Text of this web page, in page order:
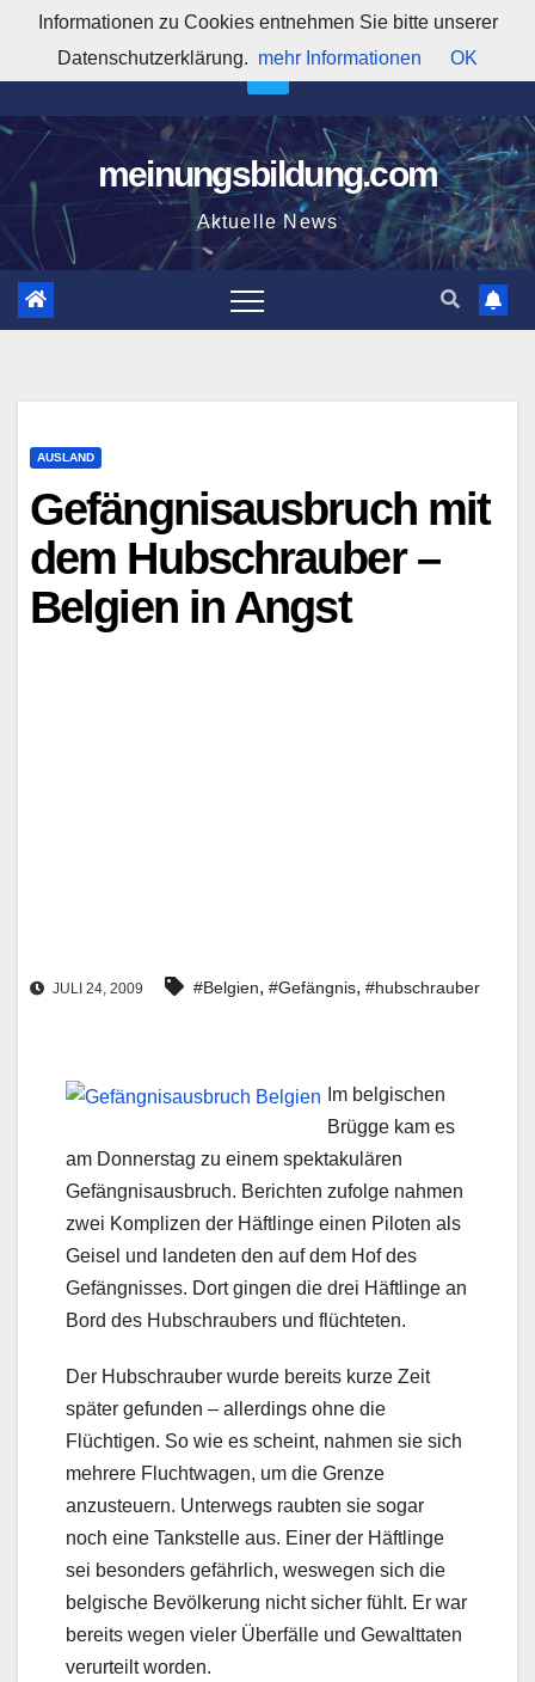
springen
4:19:36 PM
meinungsbildung.com
Aktuelle News
AUSLAND
Gefängnisausbruch mit
dem Hubschrauber –
Belgien in Angst
JULI 24, 2009 #Belgien, #Gefängnis, #hubschrauber
Im belgischen
Brügge kam es
am Donnerstag zu einem spektakulären
Gefängnisausbruch. Berichten zufolge nahmen
zwei Komplizen der Häftlinge einen Piloten als
Geisel und landeten den auf dem Hof des
Gefängnisses. Dort gingen die drei Häftlinge an
Bord des Hubschraubers und flüchteten.
Der Hubschrauber wurde bereits kurze Zeit
später gefunden – allerdings ohne die
Flüchtigen. So wie es scheint, nahmen sie sich
mehrere Fluchtwagen, um die Grenze
anzusteuern. Unterwegs raubten sie sogar
noch eine Tankstelle aus. Einer der Häftlinge
sei besonders gefährlich, weswegen sich die
belgische Bevölkerung nicht sicher fühlt. Er war
bereits wegen vieler Überfälle und Gewalttaten
verurteilt worden.
Informationen zu Cookies entnehmen Sie bitte unserer
Datenschutzerklärung. mehr Informationen OK